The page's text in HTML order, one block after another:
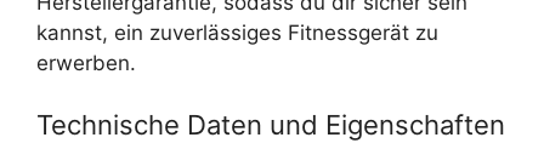
kannst, ein zuverlässiges Fitnessgerät zu
erwerben.
Technische Daten und Eigenschaften